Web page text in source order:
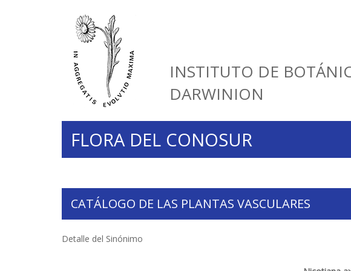
INSTITUTO DE
DARWINION
FLORA DEL CONOSUR
CATÁLOGO DE LAS PLANTAS VASCULARES
Detalle del Sinónimo